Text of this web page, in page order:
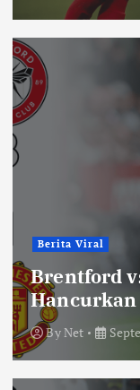
Berita Viral
Brentford
ByNet